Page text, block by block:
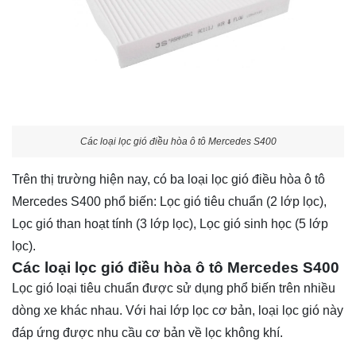
Các loại lọc gió điều hòa ô tô Mercedes S400
Trên thị trường hiện nay, có ba loại lọc gió điều hòa ô tô
Mercedes S400 phổ biến: Lọc gió tiêu chuẩn (2 lớp lọc),
Lọc gió than hoạt tính (3 lớp lọc), Lọc gió sinh học (5 lớp
lọc).
Các loại lọc gió điều hòa ô tô Mercedes S400
Lọc gió loại tiêu chuẩn được sử dụng phổ biến trên nhiều
dòng xe khác nhau. Với hai lớp lọc cơ bản, loại lọc gió này
đáp ứng được nhu cầu cơ bản về lọc không khí.